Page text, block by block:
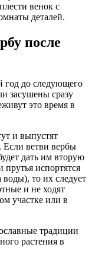
венок с
деталей.
после
год до следующего
засушены сразу
это время в
и выпустят
Если ветви вербы
дать им вторую
испортятся
воды), то их следует
и не ходят
участке или в
традиции
растения в